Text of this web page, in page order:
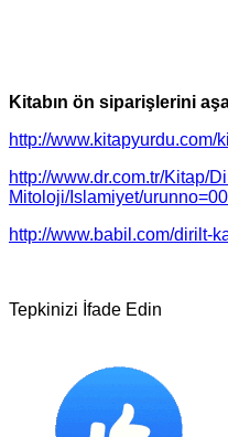
Kitabın ön siparişlerini
http://www.kitapyurdu.com/
http://www.dr.com.tr/Kitap/
Mitoloji/Islamiyet/
http://www.babil.com/dirilt-
Tepkinizi İfade Edin